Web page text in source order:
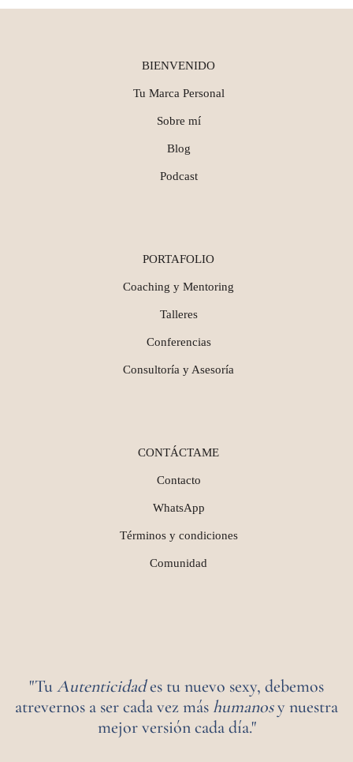
BIENVENIDO
Tu Marca Personal
Sobre mí
Blog
Podcast
PORTAFOLIO
Coaching y Mentoring
Talleres
Conferencias
Consultoría y Asesoría
CONTÁCTAME
Contacto
WhatsApp
Términos y condiciones
Comunidad
"TuAutenticidades tu nuevo sexy, debemos
atrevernos a ser cada vez máshumanosy nuestra
mejor versión cada día."